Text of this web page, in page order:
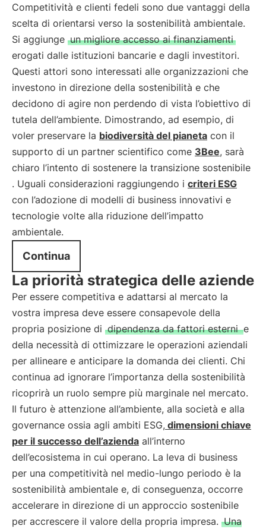
Competitività e clienti fedeli sono due vantaggi della
scelta di orientarsi verso la sostenibilità ambientale.
Si aggiunge un migliore accesso ai finanziamenti
erogati dalle istituzioni bancarie e dagli investitori.
Questi attori sono interessati alle organizzazioni che
investono in direzione della sostenibilità e che
decidono di agire non perdendo di vista l’obiettivo di
tutela dell’ambiente. Dimostrando, ad esempio, di
voler preservare la biodiversità del pianeta con il
supporto di un partner scientifico come 3Bee, sarà
chiaro l’intento di sostenere la transizione sostenibile
. Uguali considerazioni raggiungendo i criteri ESG
con l’adozione di modelli di business innovativi e
tecnologie volte alla riduzione dell’impatto
ambientale.
Continua
La priorità strategica delle aziende
Per essere competitiva e adattarsi al mercato la
vostra impresa deve essere consapevole della
propria posizione di dipendenza da fattori esterni e
della necessità di ottimizzare le operazioni aziendali
per allineare e anticipare la domanda dei clienti. Chi
continua ad ignorare l’importanza della sostenibilità
ricoprirà un ruolo sempre più marginale nel mercato.
Il futuro è attenzione all’ambiente, alla società e alla
governance ossia agli ambiti ESG, dimensioni chiave
per il successo dell’azienda all’interno
dell’ecosistema in cui operano. La leva di business
per una competitività nel medio-lungo periodo è la
sostenibilità ambientale e, di conseguenza, occorre
accelerare in direzione di un approccio sostenibile
per accrescere il valore della propria impresa. Una